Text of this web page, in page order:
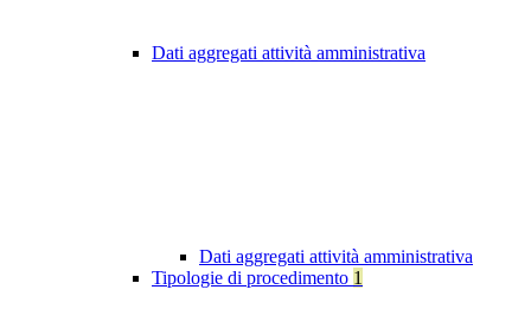
Dati aggregati attività amministrativa
Dati aggregati attività amministrativa
Tipologie di procedimento 1